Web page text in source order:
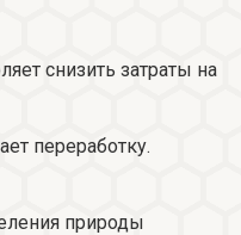
снизить затраты на
переработку.
природы